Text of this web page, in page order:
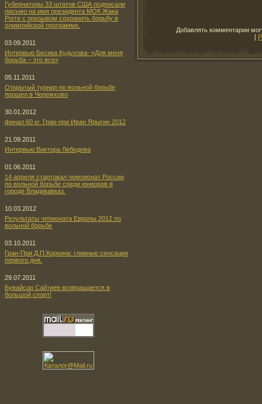
Губернаторы 33 штатов США подписали
письмо на имя президента МОК Жака
Рогге с призывом сохранить борьбу в
олимпийской программе.
03.09.2011
Интервью Бесика Кудухова- «Для меня
борьба – это все»
05.11.2011
Открытый турнир по вольной борьбе
прошел в Черемхово
30.01.2012
финал 60 кг. Гран-при Иван Ярыгин 2012
21.09.2011
Интервью Виктора Лебедева
01.06.2011
14 апреля стартовал чемпионат России
по вольной борьбе среди юниоров в
городе Владикавказ.
10.03.2012
Результаты чепионата Европы 2012 по
вольной борьбе
03.10.2011
Гран-При Д.П.Коркина: главные сенсации
первого дня.
29.07.2011
Бувайсар Сайтиев возвращается в
большой спорт!
Добавлять комментарии
[